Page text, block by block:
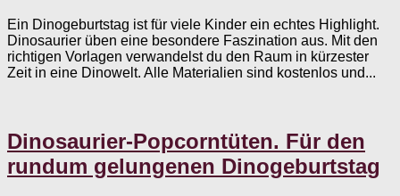
Ein Dinogeburtstag ist für viele Kinder ein echtes Highlight.
Dinosaurier üben eine besondere Faszination aus. Mit den
richtigen Vorlagen verwandelst du den Raum in kürzester
Zeit in eine Dinowelt. Alle Materialien sind kostenlos und...
Dinosaurier-Popcorntüten. Für den
rundum gelungenen Dinogeburtstag